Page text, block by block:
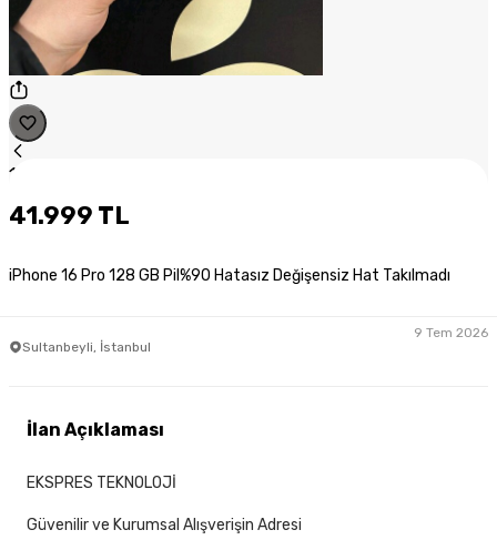
1
41.999 TL
iPhone 16 Pro 128 GB Pil%90 Hatasız Değişensiz Hat Takılmadı
Sultanbeyli, İstanbul
9 Tem 2026
İlan Açıklaması
EKSPRES TEKNOLOJİ
Güvenilir ve Kurumsal Alışverişin Adresi